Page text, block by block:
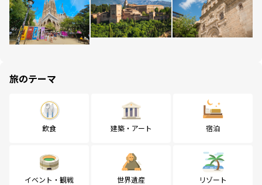
旅のテーマ
飲食 建築・アート 宿泊
イベント・観戦 世界遺産 リゾート